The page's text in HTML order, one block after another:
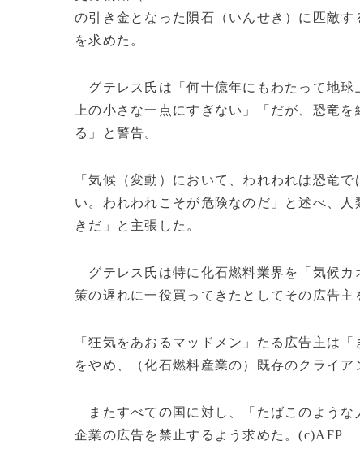
の引き金となった隕石（いんせき）に匹敵
を求めた。
グテレス氏は「何十億年にもわたって地球
上の小さな一点にすぎない」「だが、恐竜
る」と警告。
「気候（変動）において、われわれは恐竜
い。われわれこそが危険なのだ」と述べ、
きだ」と主張した。
グテレス氏は特に化石燃料業界を「気候カ
策の遅れに一役買ってきたとしてその広告
「狂気をあおるマッドメン」たる広告主は
をやめ、（化石燃料産業の）既存のクライ
またすべての国に対し、「たばこのような
企業の広告を禁止するよう求めた。(c)AFP